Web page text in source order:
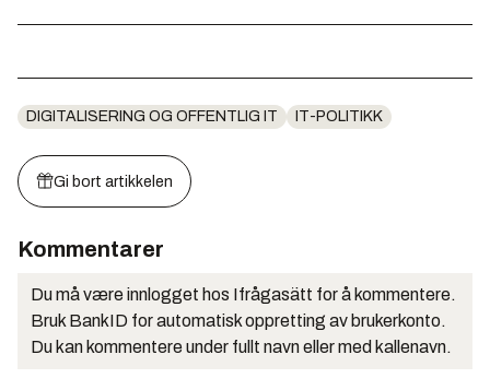
DIGITALISERING OG OFFENTLIG IT IT-POLITIKK
Gi bort artikkelen
Kommentarer
Du må være innlogget hos Ifrågasätt for å kommentere.
Bruk BankID for automatisk oppretting av brukerkonto.
Du kan kommentere under fullt navn eller med kallenavn.